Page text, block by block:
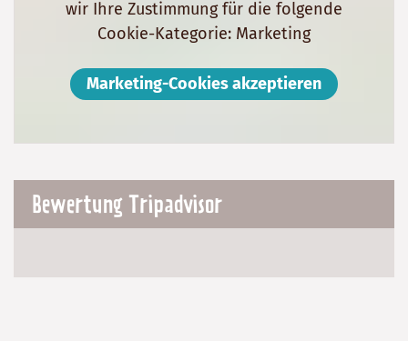
wir Ihre Zustimmung für die folgende
Cookie-Kategorie: Marketing
Marketing-Cookies akzeptieren
Bewertung Tripadvisor